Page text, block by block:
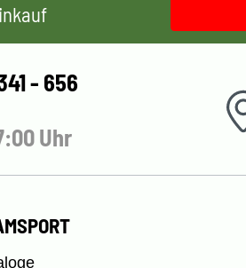
- 656
Uhr